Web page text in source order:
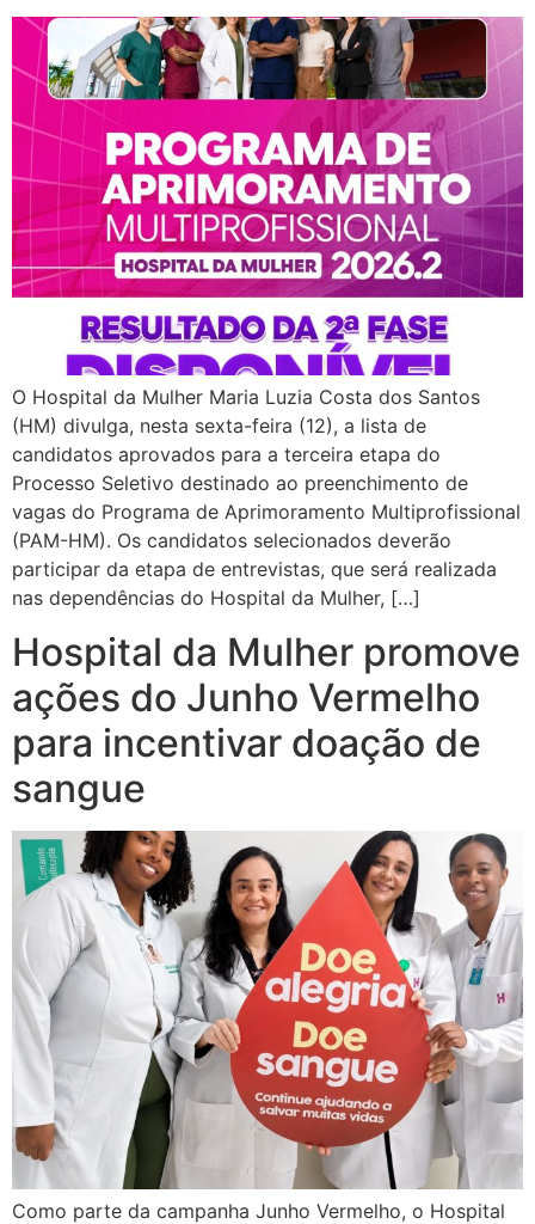
O Hospital da Mulher Maria Luzia Costa dos Santos
(HM) divulga, nesta sexta-feira (12), a lista de
candidatos aprovados para a terceira etapa do
Processo Seletivo destinado ao preenchimento de
vagas do Programa de Aprimoramento Multiprofissional
(PAM-HM). Os candidatos selecionados deverão
participar da etapa de entrevistas, que será realizada
nas dependências do Hospital da Mulher, […]
Hospital da Mulher promove
ações do Junho Vermelho
para incentivar doação de
sangue
Como parte da campanha Junho Vermelho, o Hospital